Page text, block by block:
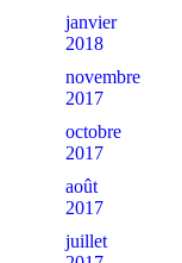
janvier
2018
novembre
2017
octobre
2017
août
2017
juillet